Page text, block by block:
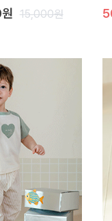
15,000원